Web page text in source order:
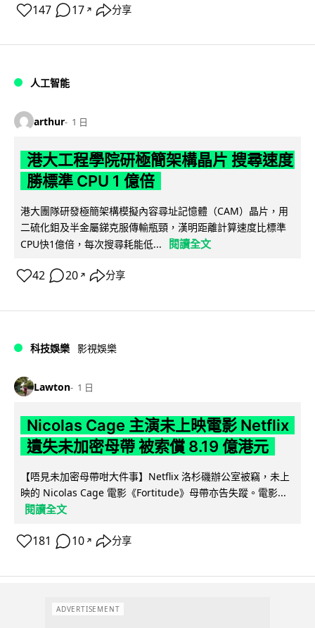
147 17 ↗ 分享
人工智能
arthur 1 日
港大工程學院研極簡架構晶片 搜尋速度
勝標準 CPU 1 億倍
港大團隊研發極簡架構模擬內容尋址記憶體（CAM）晶片，用
二硫化鉬及半金屬銻克服傳輸瓶頸，漢明距離計算速度比標準
CPU快1億倍，每次搜尋耗能低...
閱讀全文
42 20 ↗ 分享
科技娛樂 影視娛樂
Lawton 1 日
Nicolas Cage 主演未上映電影 Netflix
遺失未加密母帶 被索償 8.19 億港元
【唔見未加密母帶咁大件事】Netflix 洛杉磯辦公室被竊，未上
映的 Nicolas Cage 電影《Fortitude》母帶亦告失蹤。電影...
閱讀全文
181 10 ↗ 分享
ADVERTISEMENT